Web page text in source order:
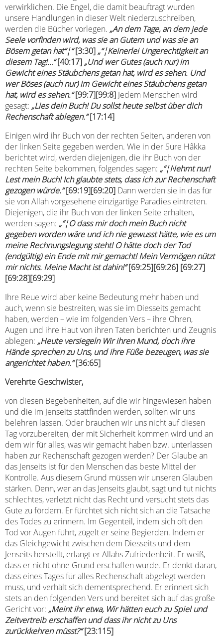
verwirklichen. Die Engel, die damit beauftragt wurden
unsere Handlungen in dieser Welt niederzuschreiben,
werden die Bücher vorlegen. „An dem Tage, an dem jede
Seele vorfinden wird, was sie an Gutem und was sie an
Bösem getan hat“¦“ [3:30] „“¦Keinerlei Ungerechtigkeit an
diesem Tag!…“ [40:17] „Und wer Gutes (auch nur) im
Gewicht eines Stäubchens getan hat, wird es sehen. Und
wer Böses (auch nur) im Gewicht eines Stäubchens getan
hat, wird es sehen.“ [99:7][99:8] Jedem Menschen wird
gesagt: „Lies dein Buch! Du sollst heute selbst über dich
Rechenschaft ablegen.“ [17:14]
Einigen wird ihr Buch von der rechten Seiten, anderen von
der linken Seite gegeben werden. Wie in der Sure Hâkka
berichtet wird, werden diejenigen, die ihr Buch von der
rechten Seite bekommen, folgendes sagen: „“¦Nehmt nur!
Lest mein Buch! Ich glaubte stets, dass ich zur Rechenschaft
gezogen würde.“[69:19][69:20] Dann werden sie in das für
sie von Allah vorgesehene einzigartige Paradies eintreten.
Diejenigen, die ihr Buch von der linken Seite erhalten,
werden sagen: „“¦O dass mir doch mein Buch nicht
gegeben worden wäre und ich nie gewusst hätte, wie es um
meine Rechnungslegung steht! O hätte doch der Tod
(endgültig) ein Ende mit mir gemacht! Mein Vermögen nützt
mir nichts. Meine Macht ist dahin!“[69:25][69:26] [69:27]
[69:28][69:29]
Ihre Reue wird aber keine Bedeutung mehr haben und
auch, wenn sie bestreiten, was sie im Diesseits gemacht
haben, werden – wie im folgenden Vers – ihre Ohren,
Augen und ihre Haut von ihren Taten berichten und Zeugnis
ablegen: „Heute versiegeln Wir ihren Mund, doch ihre
Hände sprechen zu Uns, und ihre Füße bezeugen, was sie
angerichtet haben.“[36:65]
Verehrte Geschwister,
von diesen Begebenheiten, auf die wir hingewiesen haben
und die im Jenseits stattfinden werden, sollten wir uns
belehren lassen. Oder brauchen wir uns nicht auf diesen
Tag vorzubereiten, der mit Sicherheit kommen wird und an
dem wir für alles, was wir gemacht haben bzw. unterlassen
haben zur Rechenschaft gezogen werden? Der Glaube an
das Jenseits ist für den Menschen das beste Mittel der
Kontrolle. Aus diesem Grund müssen wir unseren Glauben
stärken. Denn, wer an das Jenseits glaubt, sagt und tut nichts
schlechtes, verletzt nicht das Recht und versucht stets das
Gute zu fördern. Er fürchtet sich nicht sich an die Tatsache
des Todes zu erinnern. Im Gegenteil, indem sich oft den
Tod vor Augen führt, zügelt er seine Begierden. Indem er
das Gleichgewicht zwischen dem Diesseits und dem
Jenseits herstellt, erlangt er Allahs Zufriedenheit. Er weiß,
dass er nicht ohne Grund erschaffen wurde. Er denkt daran,
dass eines Tages für alles Rechenschaft abgelegt werden
muss, und verhält sich dementsprechend. Er erinnert sich
stets an den folgenden Vers und bereitet sich auf das große
Gericht vor: „Meint ihr etwa, Wir hätten euch zu Spiel und
Zeitvertreib erschaffen und dass ihr nicht zu Uns
zurückkehren müsst?“[23:115]